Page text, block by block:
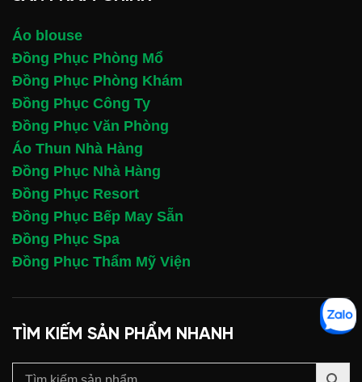
Áo blouse
Đồng Phục Phòng Mổ
Đồng Phục Phòng Khám
Đồng Phục Công Ty
Đồng Phục Văn Phòng
Áo Thun Nhà Hàng
Đồng Phục Nhà Hàng
Đồng Phục Resort
Đồng Phục Bếp May Sẵn
Đồng Phục Spa
Đồng Phục Thẩm Mỹ Viện
TÌM KIẾM SẢN PHẨM NHANH